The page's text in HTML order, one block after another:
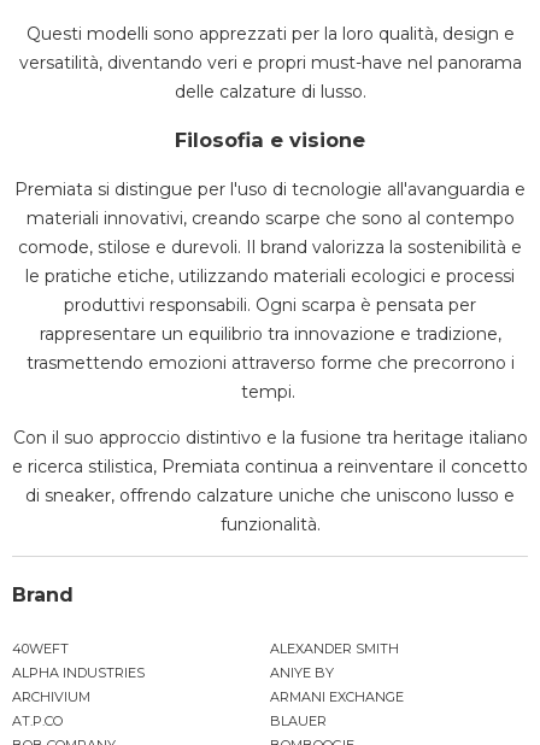
Questi modelli sono apprezzati per la loro qualità, design e
versatilità, diventando veri e propri must-have nel panorama
delle calzature di lusso.
Filosofia e visione
Premiata si distingue per l'uso di tecnologie all'avanguardia e
materiali innovativi, creando scarpe che sono al contempo
comode, stilose e durevoli. Il brand valorizza la sostenibilità e
le pratiche etiche, utilizzando materiali ecologici e processi
produttivi responsabili. Ogni scarpa è pensata per
rappresentare un equilibrio tra innovazione e tradizione,
trasmettendo emozioni attraverso forme che precorrono i
tempi.
Con il suo approccio distintivo e la fusione tra heritage italiano
e ricerca stilistica, Premiata continua a reinventare il concetto
di sneaker, offrendo calzature uniche che uniscono lusso e
funzionalità.
Brand
40WEFT
ALEXANDER SMITH
ALPHA INDUSTRIES
ANIYE BY
ARCHIVIUM
ARMANI EXCHANGE
AT.P.CO
BLAUER